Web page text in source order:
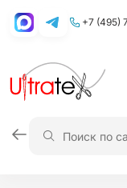
+7 (495)